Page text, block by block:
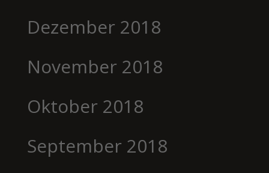
Dezember 2018
November 2018
Oktober 2018
September 2018